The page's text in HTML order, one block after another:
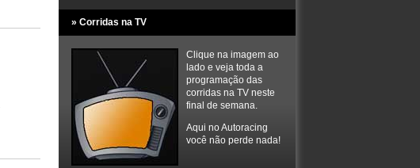
» Corridas na TV
Clique na imagem ao
lado e veja toda a
programação das
corridas na TV neste
final de semana.
Aqui no Autoracing
você não perde nada!